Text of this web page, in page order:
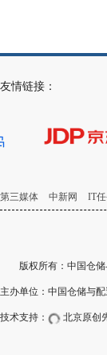
友情链接：
第三媒体 中新网 IT
版权所有：中国仓
主办单位：中国仓储与配
技术支持： 北京原创